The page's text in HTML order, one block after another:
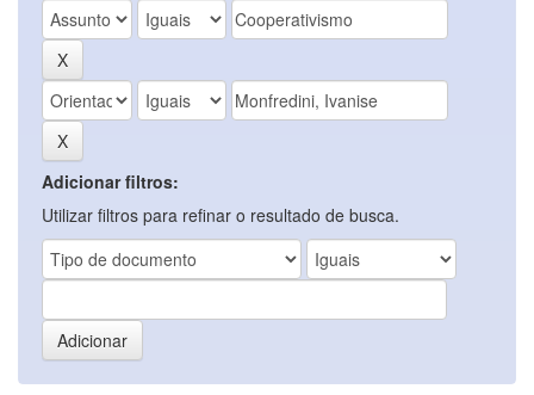
Adicionar filtros:
Utilizar filtros para refinar o resultado de busca.